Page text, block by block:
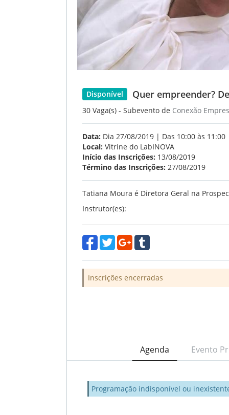
Disponível Quer empreender?
30 Vaga(s) - Subevento de Conexão
Data: Dia 27/08/2019 | Das 10:00 às 11:00
Local: Vitrine do LabINOVA
Início das Inscrições: 13/08/2019
Término das Inscrições: 27/08/2019
Tatiana Moura é Diretora Geral na
Instrutor(es):
Inscrições encerradas
Agenda Evento
Programação indisponível ou